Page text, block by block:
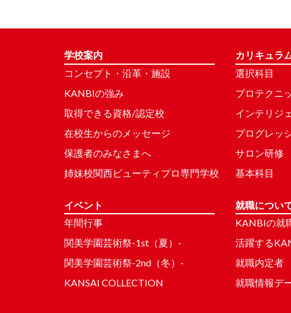
学校案内
コンセプト・沿革・施設
KANBIの強み
取得できる資格/認定校
在校生からのメッセージ
保護者のみなさまへ
姉妹校関西ビューティプロ専門学校
カリキュラ
選択科目
プロテクニ
インテリジ
プログレッ
サロン研修
基本科目
イベント
年間行事
関美学園芸術祭-1st（夏）-
関美学園芸術祭-2nd（冬）-
KANSAI COLLECTION
就職につい
KANBIの就
活躍する
就職内定者
就職情報デ